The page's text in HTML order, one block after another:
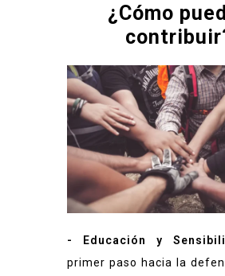
¿Cómo
- Educación y
primer paso hacia la